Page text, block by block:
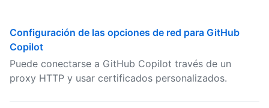
Configuración de las opciones de red para GitHub
Copilot
Puede conectarse a GitHub Copilot través de un
proxy HTTP y usar certificados personalizados.